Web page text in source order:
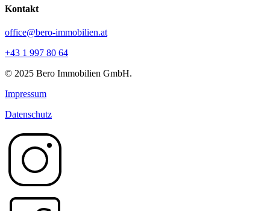
Kontakt
office@bero-immobilien.at
+43 1 997 80 64
© 2025 Bero Immobilien GmbH.
Impressum
Datenschutz